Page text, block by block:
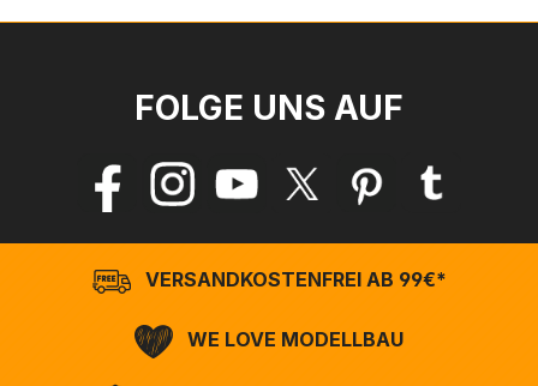
FOLGE UNS AUF
VERSANDKOSTENFREI AB 99€*
WE LOVE MODELLBAU